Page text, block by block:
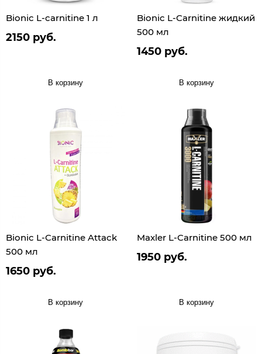
Bionic L-carnitine 1 л
2150 руб.
В корзину
Bionic L-Carnitine жидкий
500 мл
1450 руб.
В корзину
Bionic L-Carnitine Attack
500 мл
1650 руб.
В корзину
Maxler L-Carnitine 500 мл
1950 руб.
В корзину